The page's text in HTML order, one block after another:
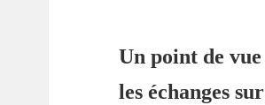
Un point de
les échanges